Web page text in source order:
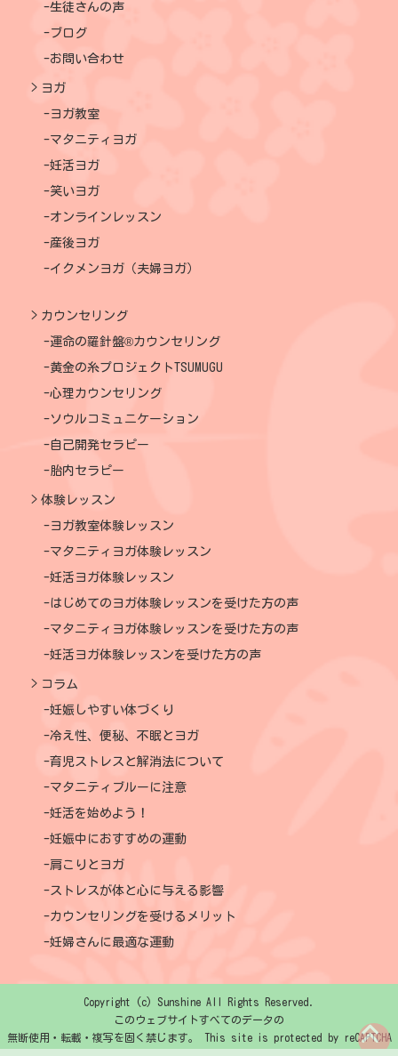
生徒さんの声
ブログ
お問い合わせ
ヨガ
ヨガ教室
マタニティヨガ
妊活ヨガ
笑いヨガ
オンラインレッスン
産後ヨガ
イクメンヨガ（夫婦ヨガ）
カウンセリング
運命の羅針盤®カウンセリング
黄金の糸プロジェクトTSUMUGU
心理カウンセリング
ソウルコミュニケーション
自己開発セラピー
胎内セラピー
体験レッスン
ヨガ教室体験レッスン
マタニティヨガ体験レッスン
妊活ヨガ体験レッスン
はじめてのヨガ体験レッスンを受けた方の声
マタニティヨガ体験レッスンを受けた方の声
妊活ヨガ体験レッスンを受けた方の声
コラム
妊娠しやすい体づくり
冷え性、便秘、不眠とヨガ
育児ストレスと解消法について
マタニティブルーに注意
妊活を始めよう！
妊娠中におすすめの運動
肩こりとヨガ
ストレスが体と心に与える影響
カウンセリングを受けるメリット
妊婦さんに最適な運動
Copyright (c) Sunshine All Rights Reserved.
このウェブサイトすべてのデータの
無断使用・転載・複写を固く禁じます。 This site is protected by reCAPTCHA